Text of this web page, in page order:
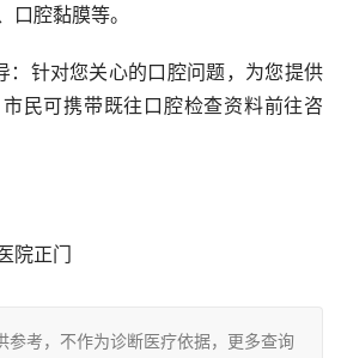
口腔黏膜等。
：针对您关心的口腔问题，为您提供
民可携带既往口腔检查资料前往咨
院正门
参考，不作为诊断医疗依据，更多查询